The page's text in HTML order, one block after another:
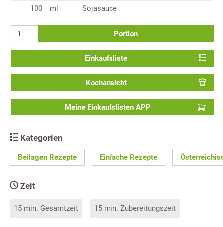
100
ml Sojasauce
Portion
Einkaufsliste
Kochansicht
Meine Einkaufslisten APP
Kategorien
Beilagen Rezepte Einfache Rezepte
Zeit
15 min. Gesamtzeit 15 min. Zubereitungszeit